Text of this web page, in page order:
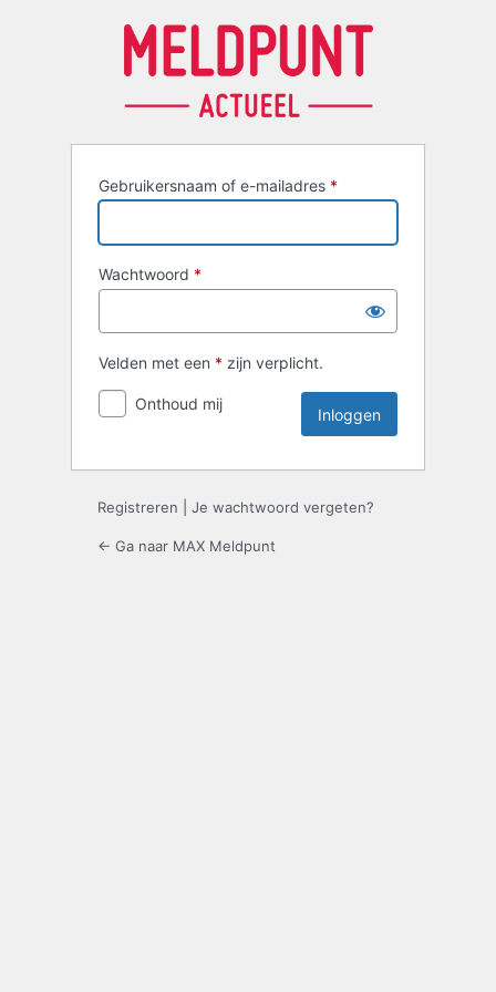
Gebruikersnaam of e-mailadres *
Wachtwoord *
Velden met een * zijn verplicht.
Onthoud mij
Registreren Je wachtwoord vergeten?
← Ga naar MAX Meldpunt